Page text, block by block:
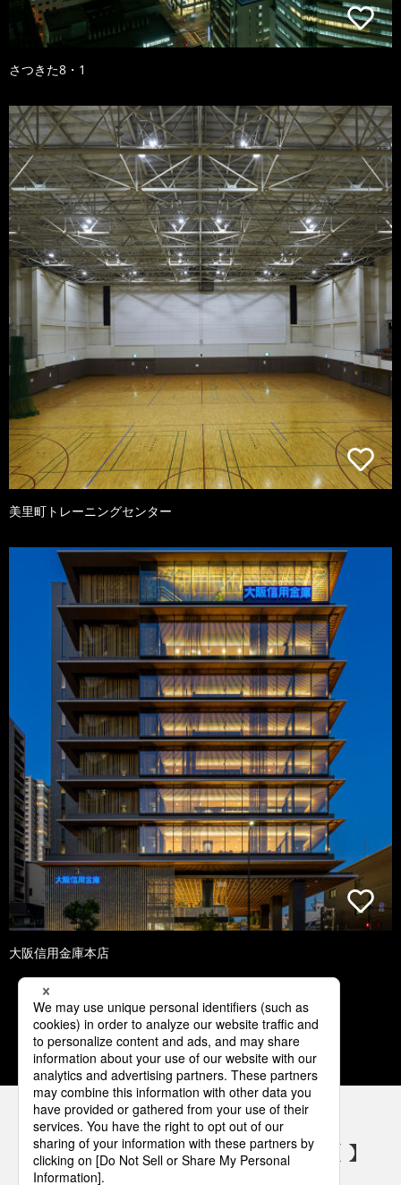
さつきた8・1
美里町トレーニングセンター
大阪信用金庫本店
1 2 3 4 5
パナソニックの電気設備 SNSアカウント